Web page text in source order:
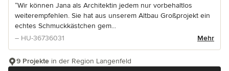
“Wir können Jana als Architektin jedem nur vorbehaltlos
weiterempfehlen. Sie hat aus unserem Altbau Großprojekt ein
echtes Schmuckkästchen gem...
– HU-36736031
Mehr
9 Projekte in der Region Langenfeld